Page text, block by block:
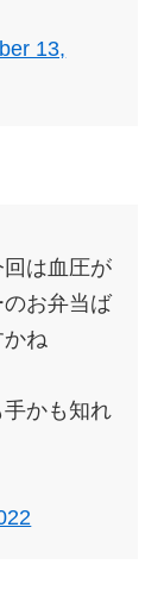
13,
は血圧が
お弁当ば
ね
かも知れ